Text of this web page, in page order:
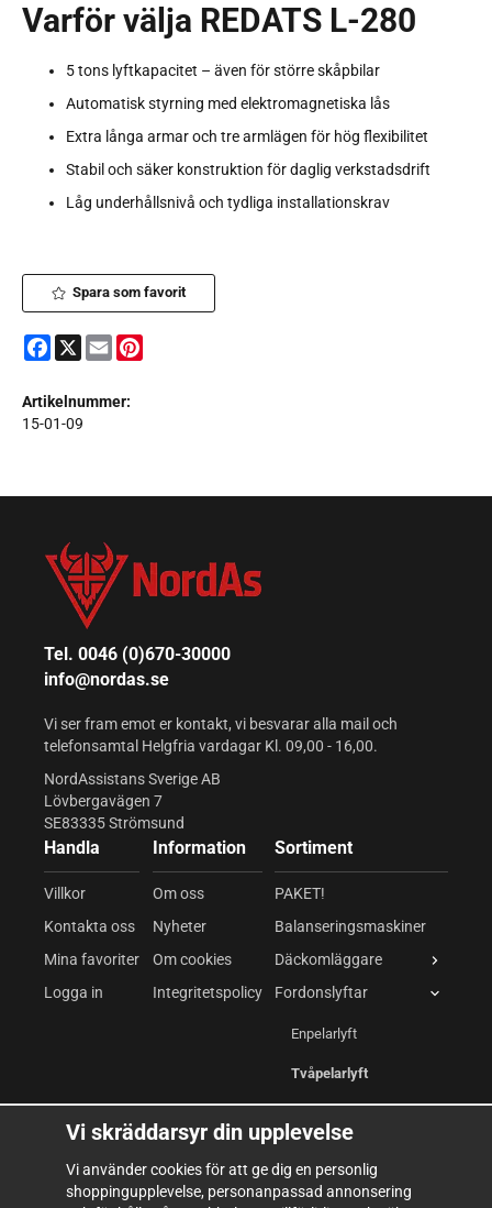
Varför välja REDATS L-280
5 tons lyftkapacitet – även för större skåpbilar
Automatisk styrning med elektromagnetiska lås
Extra långa armar och tre armlägen för hög flexibilitet
Stabil och säker konstruktion för daglig verkstadsdrift
Låg underhållsnivå och tydliga installationskrav
Spara som favorit
Facebook
X Email
Artikelnummer:
15-01-09
Tel. 0046 (0)670-30000
info@nordas.se
Vi ser fram emot er kontakt, vi besvarar alla mail och
telefonsamtal Helgfria vardagar Kl. 09,00 - 16,00.
NordAssistans Sverige AB
Lövbergavägen 7
SE83335 Strömsund
Handla
Villkor
Kontakta oss
Mina favoriter
Logga in
Information
Om oss
Nyheter
Om cookies
Integritetspolicy
Sortiment
PAKET!
Balanseringsmaskiner
Däckomläggare
Fordonslyftar
Enpelarlyft
Tvåpelarlyft
Kompressor & Pneumatik
Vi skräddarsyr din upplevelse
Vi använder cookies för att ge dig en personlig
shoppingupplevelse, personanpassad annonsering